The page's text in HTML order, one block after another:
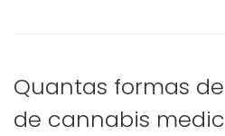
Quantas formas
de cannabis